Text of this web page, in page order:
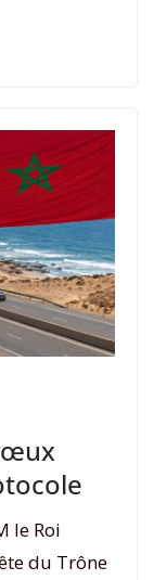
le Roi
du Trône